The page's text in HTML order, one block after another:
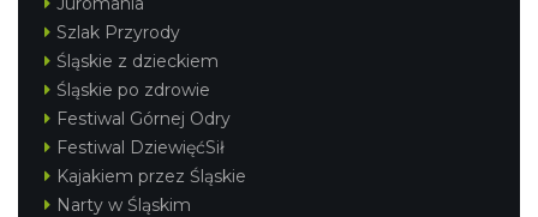
Szlak Przyrody
Śląskie z dzieckiem
Śląskie po zdrowie
Festiwal Górnej Odry
Festiwal DziewięćSił
Kajakiem przez Śląskie
Narty w Śląskim